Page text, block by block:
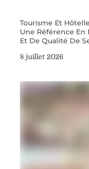
Tourisme Et
Une Référence En
Et De Qualité De
8 juillet 2026